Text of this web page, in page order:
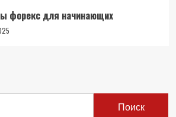
форекс для начинающих
Поиск